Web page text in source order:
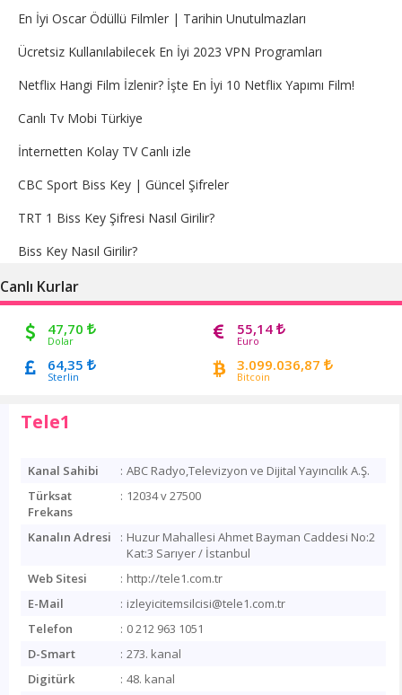
En İyi Oscar Ödüllü Filmler | Tarihin Unutulmazları
Ücretsiz Kullanılabilecek En İyi 2023 VPN Programları
Netflix Hangi Film İzlenir? İşte En İyi 10 Netflix Yapımı Film!
Canlı Tv Mobi Türkiye
İnternetten Kolay TV Canlı izle
CBC Sport Biss Key | Güncel Şifreler
TRT 1 Biss Key Şifresi Nasıl Girilir?
Biss Key Nasıl Girilir?
Canlı Kurlar
47,70
Dolar
55,14
Euro
64,35
Sterlin
3.099.036,87
Bitcoin
Tele1
Kanal Sahibi : ABC Radyo,Televizyon ve Dijital Yayıncılık A.Ş.
Türksat
Frekans
: 12034 v 27500
Kanalın Adresi : Huzur Mahallesi Ahmet Bayman Caddesi No:2
Kat:3 Sarıyer / İstanbul
Web Sitesi
: http://tele1.com.tr
E-Mail
: izleyicitemsilcisi@tele1.com.tr
Telefon
: 0 212 963 1051
D-Smart
: 273. kanal
Digitürk
: 48. kanal